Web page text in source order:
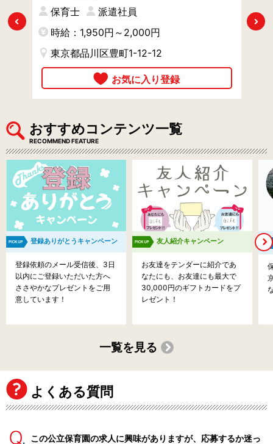
Previous
のサポート体制でスキルア
ップできる環境 / やりがい充
実
保育士
派遣社員
時給：1,950円～2,000円
東京都品川区豊町1-12-12
Next
おすすめコンテンツ一覧
RECOMMEND FEATURE
登録ありがとうキャンペーン
登録依頼のメール受信後、3日
以内にご登録いただいた方へ
ささやかなプレゼントをご用
意しています！
友人紹介キャンペーン
お友達をテンダーに紹介であ
なたにも、お友達にも最大で
30,000円のギフトカードをプ
レゼント！
一覧を見る
よくある質問
この公立保育園の求人に興味がありますが、応募するか迷っ